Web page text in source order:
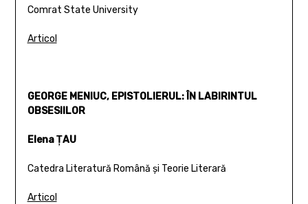
Comrat State University
Articol
GEORGE MENIUC, EPISTOLIERUL: ÎN LABIRINTUL
OBSESIILOR
Elena ŢAU
Catedra Literatură Română şi Teorie Literară
Articol